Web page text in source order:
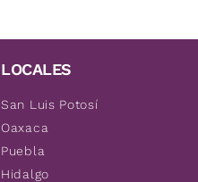
LOCALES
San Luis Potosí
Oaxaca
Puebla
Hidalgo